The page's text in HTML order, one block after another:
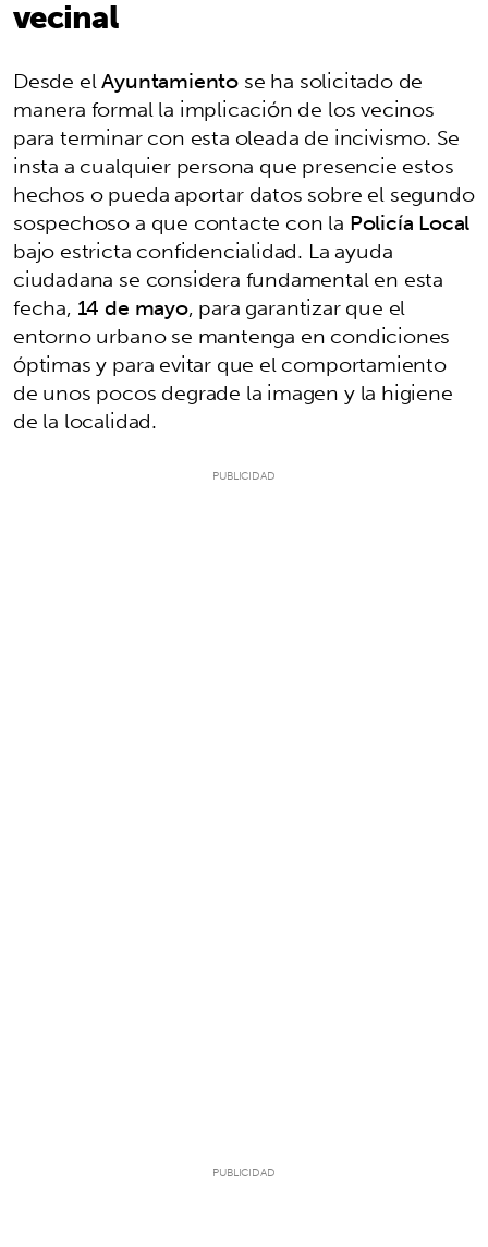
vecinal
Desde elAyuntamientose ha solicitado de
manera formal la implicación de los vecinos
para terminar con esta oleada de incivismo. Se
insta a cualquier persona que presencie estos
hechos o pueda aportar datos sobre el segundo
sospechoso a que contacte con la Policía Local
bajo estricta confidencialidad. La ayuda
ciudadana se considera fundamental en esta
fecha, 14 de mayo, para garantizar que el
entorno urbano se mantenga en condiciones
óptimas y para evitar que el comportamiento
de unos pocos degrade la imagen y la higiene
de la localidad.